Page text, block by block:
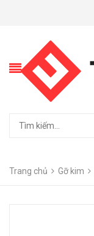
Trang chủ Gỡ kim